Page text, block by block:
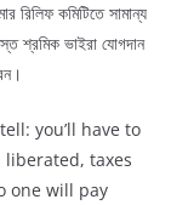
রিলিফ কমিটিতে সামান্য
শ্রমিক ভাইরা যোগদান
you’ll have to
taxes
one will pay